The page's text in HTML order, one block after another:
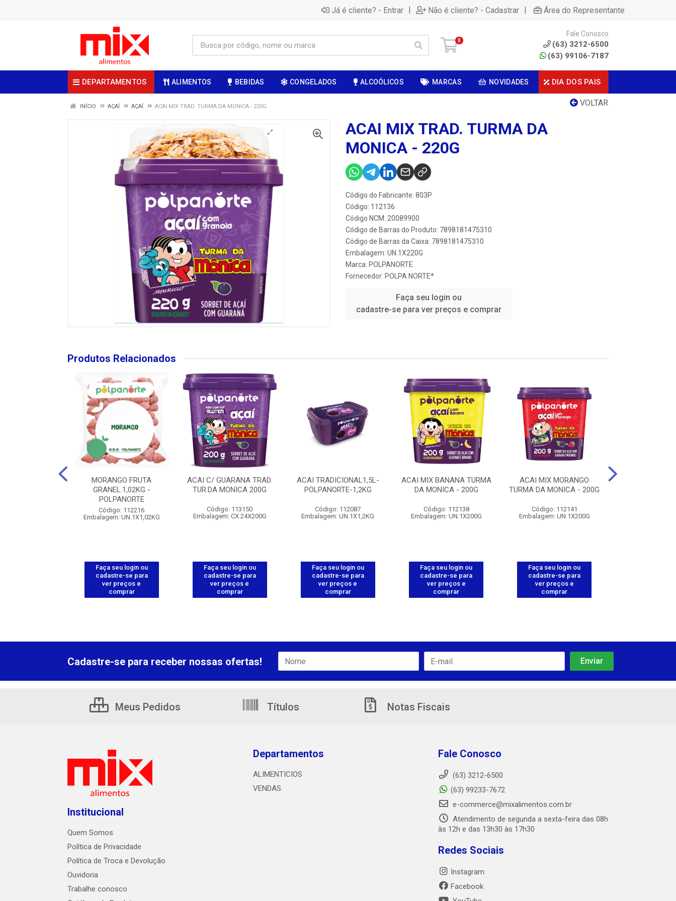
Já é cliente? - Entrar | Não é cliente? - Cadastrar | Área do Representante
0
Fale Conosco
(63) 3212-6500
(63) 99106-7187
DEPARTAMENTOS ALIMENTOS BEBIDAS CONGELADOS ALCOÓLICOS MARCAS NOVIDADES DIA DOS PAIS
VOLTAR
INÍCIO AÇAÍ AÇAÍ ACAI MIX TRAD. TURMA DA MONICA - 220G
ACAI MIX TRAD. TURMA DA
MONICA - 220G
Código do Fabricante: 803P
Código: 112136
Código NCM: 20089900
Código de Barras do Produto: 7898181475310
Código de Barras da Caixa: 7898181475310
Embalagem: UN.1X220G
Marca: POLPANORTE
Fornecedor: POLPA NORTE*
Faça seu login ou
cadastre-se para ver preços e comprar
Produtos Relacionados
MORANGO FRUTA
GRANEL.1,02KG -
POLPANORTE
Código: 112216
Embalagem: UN.1X1,02KG
Faça seu login ou
cadastre-se para
ver preços e
comprar
ACAI C/ GUARANA TRAD.
TUR.DA MONICA 200G
Código: 113150
Embalagem: CX.24X200G
Faça seu login ou
cadastre-se para
ver preços e
comprar
ACAI TRADICIONAL1,5L-
POLPANORTE-1,2KG
Código: 112087
Embalagem: UN.1X1,2KG
Faça seu login ou
cadastre-se para
ver preços e
comprar
ACAI MIX BANANA TURMA
DA MONICA - 200G
Código: 112138
Embalagem: UN.1X200G
Faça seu login ou
cadastre-se para
ver preços e
comprar
ACAI MIX MORANGO
TURMA DA MONICA - 200G
Código: 112141
Embalagem: UN.1X200G
Faça seu login ou
cadastre-se para
ver preços e
comprar
Cadastre-se para receber nossas ofertas!
Meus Pedidos Títulos Notas Fiscais
Institucional
Quem Somos
Política de Privacidade
Política de Troca e Devolução
Ouvidoria
Trabalhe conosco
Departamentos
ALIMENTICIOS
VENDAS
Fale Conosco
(63) 3212-6500
(63) 99233-7672
e-commerce@mixalimentos.com.br
Atendimento de segunda a sexta-feira das 08h
às 12h e das 13h30 às 17h30
Redes Sociais
Instagram
Facebook